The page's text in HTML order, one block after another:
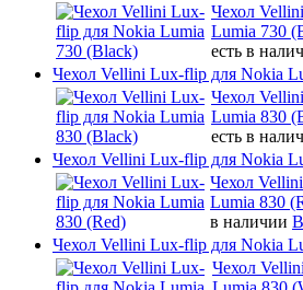
Чехол
Lumia 730
есть в
Чехол Vellini Lux-flip для Nokia
Чехол
Lumia 830
есть в
Чехол Vellini Lux-flip для Nokia
Чехол
Lumia 830
в наличии
Чехол Vellini Lux-flip для Nokia
Чехол